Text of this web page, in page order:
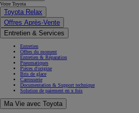
Votre Toyota
Toyota Relax
Offres Après-Vente
Entretien & Services
Entretien
Offres du moment
Entretien & Réparation
Pneumatiques
Pièces d'origine
Bris de glace
Carrosserie
Documentation & Support technique
Solution de paiement en x fois
Ma Vie avec Toyota